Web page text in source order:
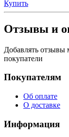
Купить
Отзывы и
Добавлять отзывы
покупатели
Покупателям
Об оплате
О доставке
Информация